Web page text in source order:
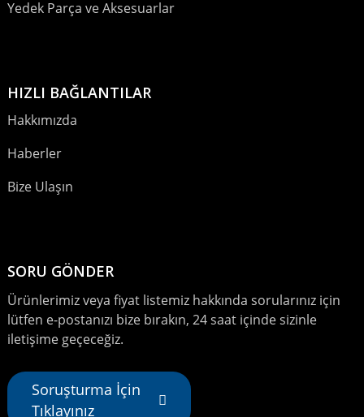
Yedek Parça ve Aksesuarlar
HIZLI BAĞLANTILAR
Hakkımızda
Haberler
Bize Ulaşın
SORU GÖNDER
Ürünlerimiz veya fiyat listemiz hakkında sorularınız için
lütfen e-postanızı bize bırakın, 24 saat içinde sizinle
iletişime geçeceğiz.
Soruşturma İçin
Tıklayınız